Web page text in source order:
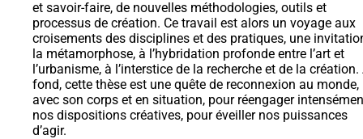
et savoir-faire, de nouvelles méthodologies, outils et
processus de création. Ce travail est alors un voyage aux
croisements des disciplines et des pratiques, une
la métamorphose, à l’hybridation profonde entre l’art et
l’urbanisme, à l’interstice de la recherche et de la création.
fond, cette thèse est une quête de reconnexion au monde,
avec son corps et en situation, pour réengager
nos dispositions créatives, pour éveiller nos puissances
d’agir.